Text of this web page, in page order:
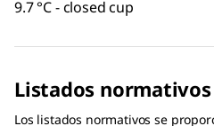
9.7 °C - closed cup
Listados normativos
Los listados normativos se